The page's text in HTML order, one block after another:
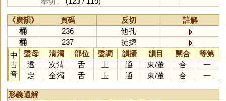
《廣韻》 頁碼 反切
註解
桶
236
他孔
桶
237
徒揔
中
古
音
聲母 清濁 部位 聲調 韻攝 韻目 開合
等第
透
次清 舌 上 通 東/董 合
一
定
全濁 舌 上 通 東/董 合 一
形義通解